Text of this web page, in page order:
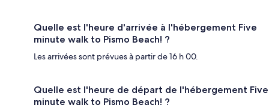
Quelle est l'heure d'arrivée à l'hébergement Five
minute walk to Pismo Beach! ?
Les arrivées sont prévues à partir de 16 h 00.
Quelle est l'heure de départ de l'hébergement Five
minute walk to Pismo Beach! ?